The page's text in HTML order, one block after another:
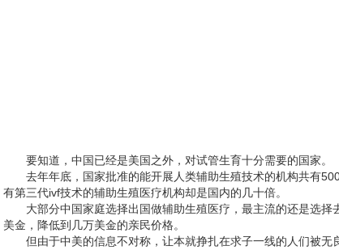
要知道，中国已经是美国之外，对试管生育十分需要的国家。
去年年底，国家批准的能开展人类辅助生殖技术的机构共有
有第三代ivf技术的辅助生殖医疗机构却是国内的几十倍。
大部分中国家庭选择出国做辅助生殖医疗，最主流的还是选
美金，降低到几万美金的亲民价格。
但由于中美的信息不对称，让本就挣扎在求子一线的人们被